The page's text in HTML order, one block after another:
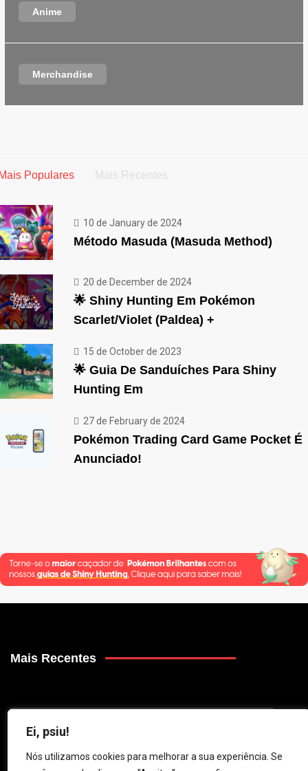
Ei, psiu!
Nós utilizamos cookies para melhorar a sua experiência. Se
Anime
Merchandise
Populares Mais Recentes
10 de January de 2024
Método Masuda (Masuda Method)
20 de December de 2024
🌟 Shiny Hunting Em Pokémon
Scarlet/Violet (Paldea) +
15 de October de 2023
🌟 Guia De Sanduíches Para Shiny
Hunting Em
27 de February de 2024
Pokémon Trading Card Game Pocket É
Anunciado!
Mais Recentes
9 de August de 2026